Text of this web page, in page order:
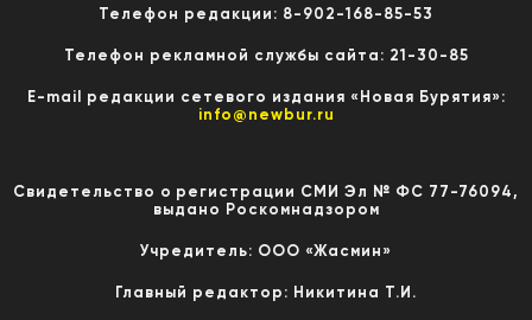
Телефон редакции: 8-902-168-85-53
Телефон рекламной службы сайта: 21-30-85
E-mail редакции сетевого издания «Новая Бурятия»:
info@newbur.ru
Свидетельство о регистрации СМИ Эл № ФС 77-76094,
выдано Роскомнадзором
Учредитель: ООО «Жасмин»
Главный редактор: Никитина Т.И.